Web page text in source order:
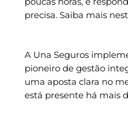
precisa. Saiba mais
A Una Seguros
pioneiro de gestão
uma aposta clara no
está presente há mais